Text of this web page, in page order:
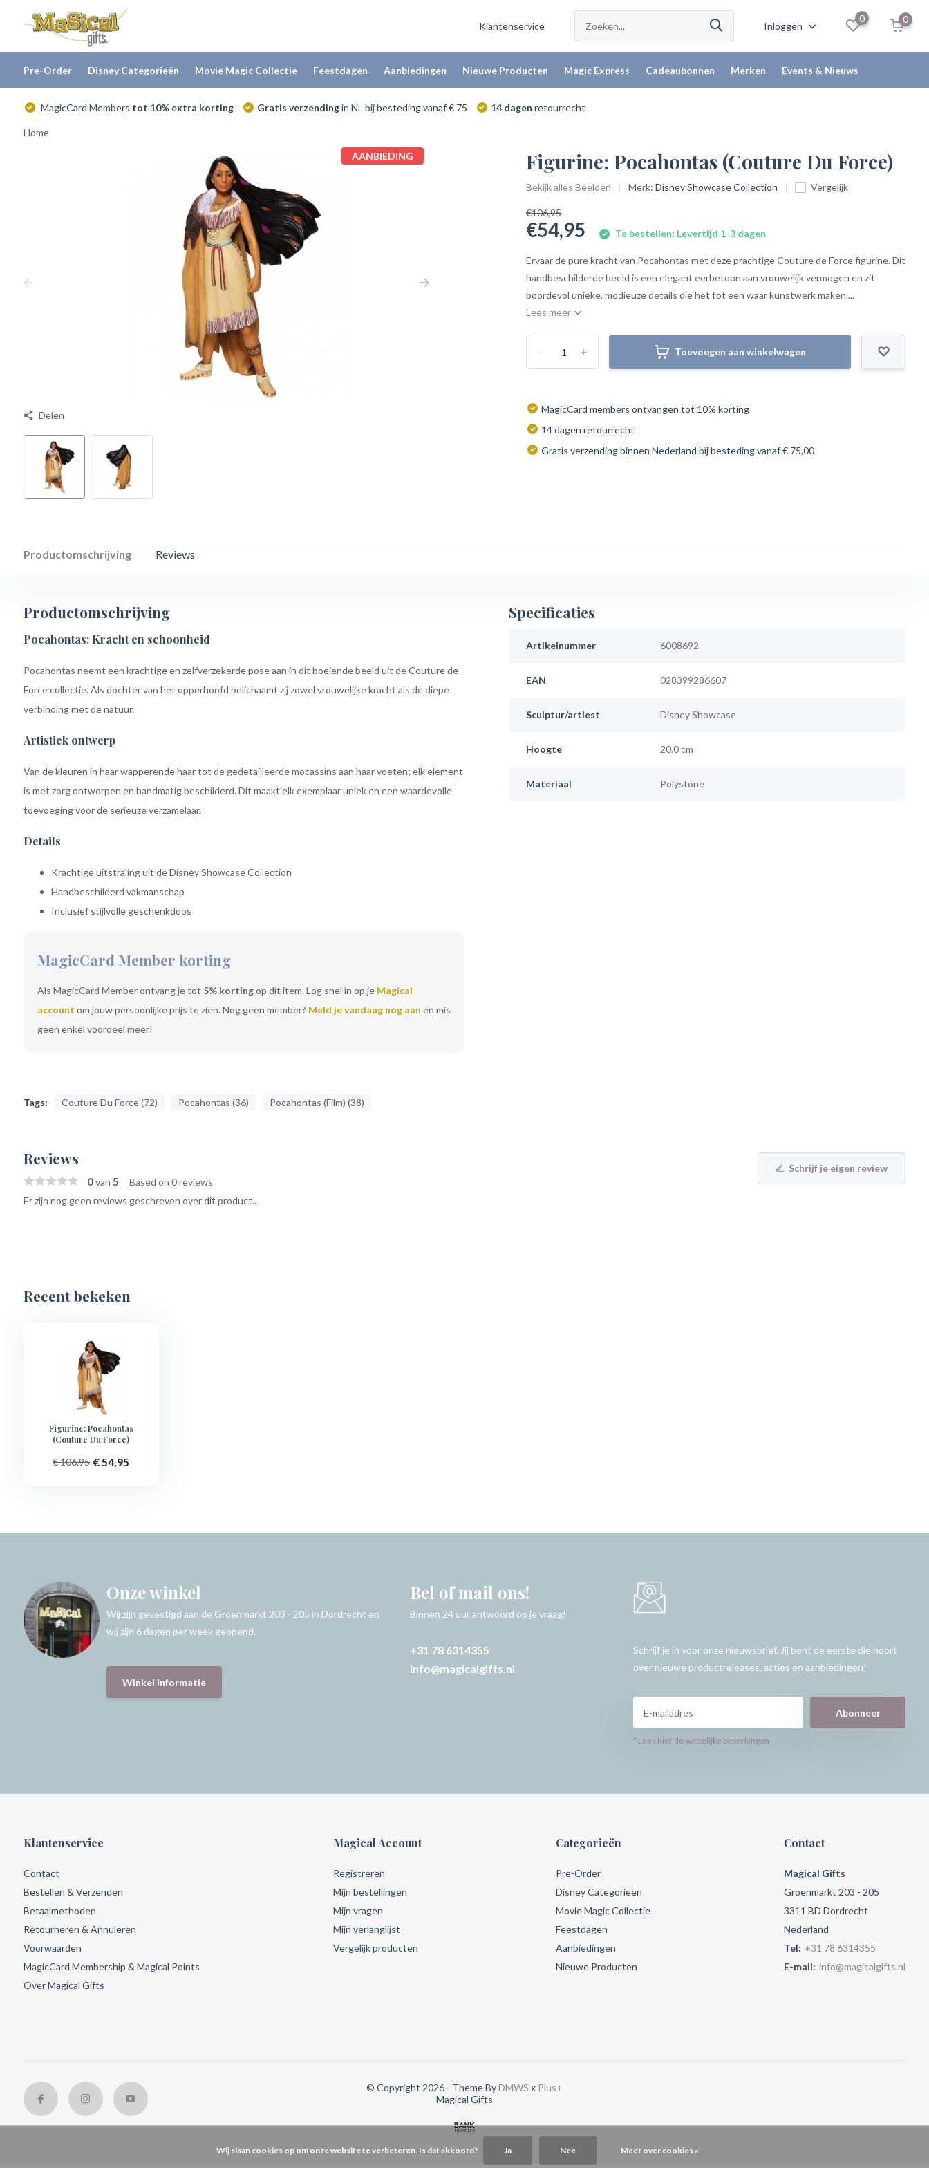
Klantenservice Inloggen
0 0
Pre-Order Disney Categorieën Movie Magic Collectie Feestdagen Aanbiedingen Nieuwe Producten Magic Express Cadeaubonnen Merken Events & Nieuws
MagicCard Members tot 10% extra korting Gratis verzendingin NL bij besteding vanaf € 75 14 dagen retourrecht
Home
AANBIEDING
Delen
Figurine: Pocahontas (Couture Du Force)
Bekijk alles Beelden Merk:Disney Showcase Collection Vergelijk
€106,95
€54,95 Te bestellen: Levertijd 1-3 dagen
Ervaar de pure kracht van Pocahontas met deze prachtige Couture de Force figurine. Dit
handbeschilderde beeld is een elegant eerbetoon aan vrouwelijk vermogen en zit
boordevol unieke, modieuze details die het tot een waar kunstwerk maken....
Lees meer
+
- Toevoegen aan winkelwagen
MagicCard members ontvangen tot 10% korting
14 dagen retourrecht
Gratis verzending binnen Nederland bij besteding vanaf € 75,00
Productomschrijving Reviews
Productomschrijving
Pocahontas: Kracht en schoonheid
Pocahontas neemt een krachtige en zelfverzekerde pose aan in dit boeiende beeld uit de Couture de
Force collectie. Als dochter van het opperhoofd belichaamt zij zowel vrouwelijke kracht als de diepe
verbinding met de natuur.
Artistiek ontwerp
Van de kleuren in haar wapperende haar tot de gedetailleerde mocassins aan haar voeten; elk element
is met zorg ontworpen en handmatig beschilderd. Dit maakt elk exemplaar uniek en een waardevolle
toevoeging voor de serieuze verzamelaar.
Details
Krachtige uitstraling uit de Disney Showcase Collection
Handbeschilderd vakmanschap
Inclusief stijlvolle geschenkdoos
MagicCard Member korting
Als MagicCard Member ontvang je tot 5% kortingop dit item. Log snel in op je Magical
account om jouw persoonlijke prijs te zien. Nog geen member? Meld je vandaag nog aan en mis
geen enkel voordeel meer!
Tags: Couture Du Force (72) Pocahontas (36) Pocahontas (Film) (38)
Specificaties
Artikelnummer 6008692
EAN 028399286607
Sculptur/artiest Disney Showcase
Hoogte 20.0 cm
Materiaal Polystone
Reviews
0van 5 Based on 0 reviews
Schrijf je eigen review
Er zijn nog geen reviews geschreven over dit product..
Recent bekeken
Figurine: Pocahontas
(Couture Du Force)
€ 106,95 € 54,95
Onze winkel
Wij zijn gevestigd aan de Groenmarkt 203 - 205 in Dordrecht en
wij zijn 6 dagen per week geopend.
Winkel informatie
Bel of mail ons!
Binnen 24 uur antwoord op je vraag!
+31 78 6314355
info@magicalgifts.nl
Schrijf je in voor onze nieuwsbrief. Jij bent de eerste die hoort
over nieuwe productreleases, acties en aanbiedingen!
Abonneer
* Lees hier de wettelijke beperkingen
Klantenservice
Contact
Bestellen & Verzenden
Betaalmethoden
Retourneren & Annuleren
Voorwaarden
MagicCard Membership & Magical Points
Over Magical Gifts
Magical Account
Registreren
Mijn bestellingen
Mijn vragen
Mijn verlanglijst
Vergelijk producten
Categorieën
Pre-Order
Disney Categorieën
Movie Magic Collectie
Feestdagen
Aanbiedingen
Nieuwe Producten
Contact
Magical Gifts
Groenmarkt 203 - 205
3311 BD Dordrecht
Nederland
Tel: +31 78 6314355
E-mail: info@magicalgifts.nl
© Copyright 2026 - Theme ByDMWS x Plus+
Magical Gifts
Wij slaan cookies op om onze website te verbeteren. Is dat akkoord? Ja Nee Meer over cookies »